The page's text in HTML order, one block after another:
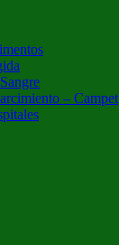
– Campet